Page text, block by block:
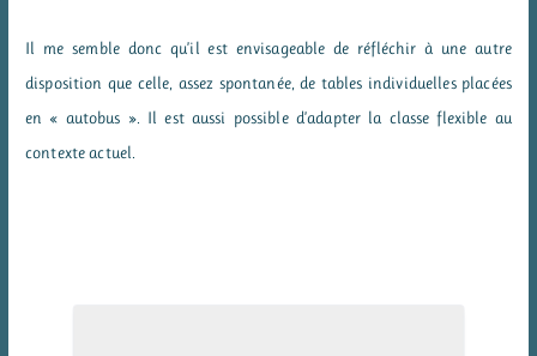
Il me semble donc qu’il est envisageable de réfléchir à une autre
disposition que celle, assez spontanée, de tables individuelles placées
en « autobus ». Il est aussi possible d’adapter la classe flexible au
contexte actuel.